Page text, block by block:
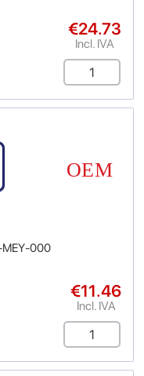
€24.73
Incl. IVA
000
€11.46
Incl. IVA